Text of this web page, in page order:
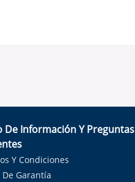
De Información Y Preguntas
Y Condiciones
De Garantía